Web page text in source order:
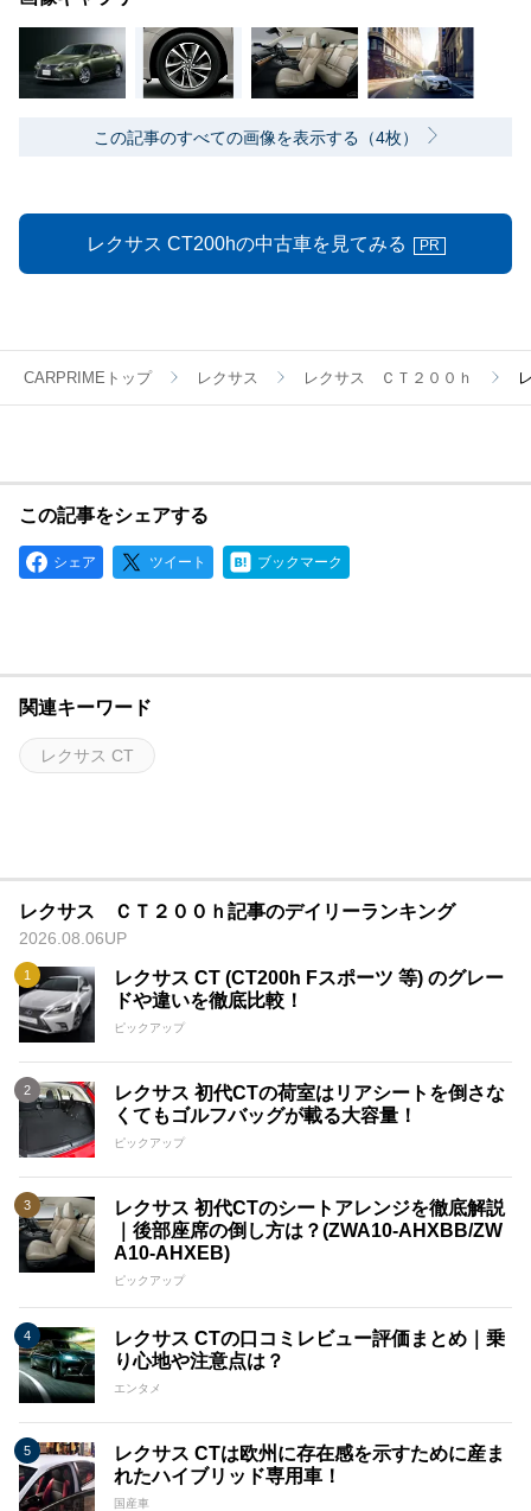
この記事のすべての画像を表示する（4枚）
レクサス CT200hの中古車を見てみる PR
CARPRIMEトップ レクサス レクサス ＣＴ２００ｈ
この記事をシェアする
シェア ツイート ブックマーク
関連キーワード
レクサス CT
レクサス ＣＴ２００ｈ記事のデイリーランキング
2026.08.06UP
レクサス CT (CT200h Fスポーツ 等) のグレー
ドや違いを徹底比較！
ピックアップ
レクサス 初代CTの荷室はリアシートを倒さな
くてもゴルフバッグが載る大容量！
ピックアップ
レクサス 初代CTのシートアレンジを徹底解説
｜後部座席の倒し方は？(ZWA10-AHXBB/ZW
A10-AHXEB)
ピックアップ
レクサス CTの口コミレビュー評価まとめ｜乗
り心地や注意点は？
エンタメ
レクサス CTは欧州に存在感を示すために産ま
れたハイブリッド専用車！
国産車